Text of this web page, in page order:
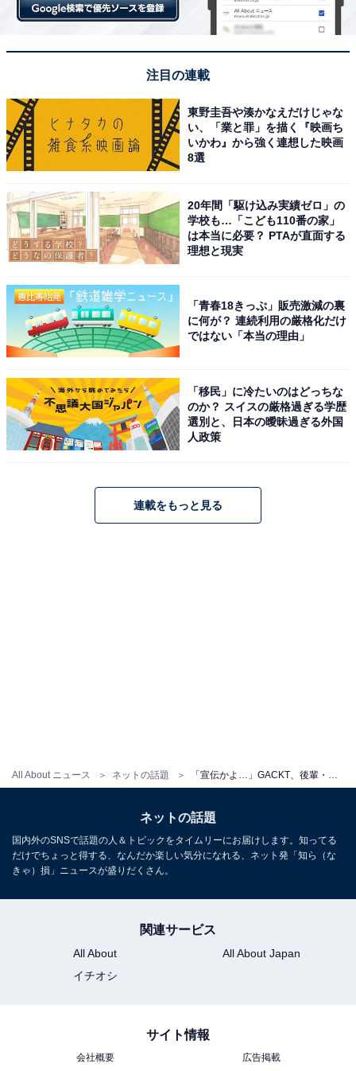
All About ニュース ネットの話題 「宣伝かよ…」GACKT、後輩・DAIGOからのまさかの連絡に神対応！ 北川景子もXで反応「申し訳ありません」
注目の連載
東野圭吾や湊かなえだけじゃな
い、「業と罪」を描く『映画ち
いかわ』から強く連想した映画
8選
20年間「駆け込み実績ゼロ」の
学校も…「こども110番の家」
は本当に必要？ PTAが直面する
理想と現実
「青春18きっぷ」販売激減の裏
に何が？ 連続利用の厳格化だけ
ではない「本当の理由」
「移民」に冷たいのはどっちな
のか？ スイスの厳格過ぎる学歴
選別と、日本の曖昧過ぎる外国
人政策
連載をもっと見る
ネットの話題
国内外のSNSで話題の人＆トピックをタイムリーにお届けします。知ってる
だけでちょっと得する、なんだか楽しい気分になれる、ネット発「知ら（な
きゃ）損」ニュースが盛りだくさん。
関連サービス
All About
All About Japan
イチオシ
サイト情報
会社概要 広告掲載